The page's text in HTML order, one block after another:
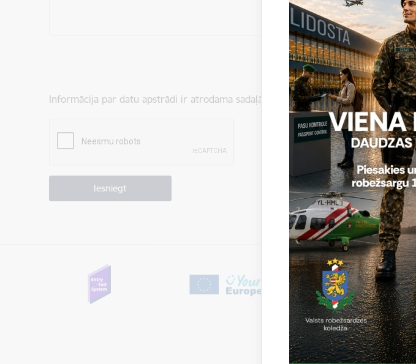
Vēlos atstāt savu e-
Informācija par datu apstrādi ir atrodama sadaļā: Privātuma politika
Vai šī